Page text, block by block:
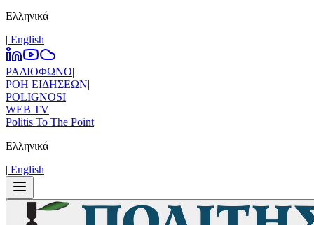
Ελληνικά
| Εnglish
ΡΑΔΙΟΦΩΝΟ|
ΡΟΗ ΕΙΔΗΣΕΩΝ|
POLIGNOSI|
WEB TV|
Politis To The Point
Ελληνικά
| Εnglish